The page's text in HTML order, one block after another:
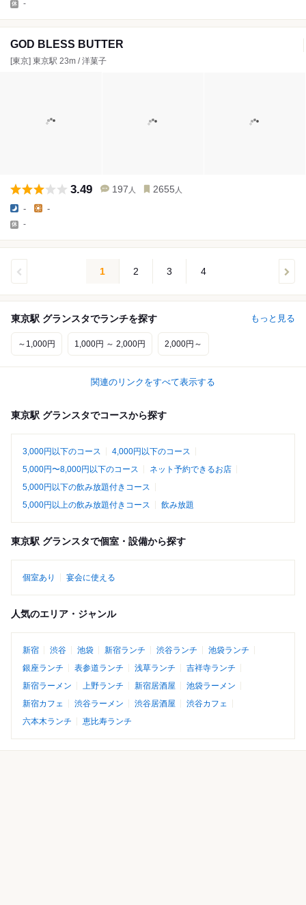
-
GOD BLESS BUTTER
[東京] 東京駅 23m / 洋菓子
3.49 197 人 2655 人
- -
-
1 2 3 4
東京駅 グランスタでランチを探す もっと見る
～1,000円 1,000円 ～ 2,000円 2,000円～
関連のリンクをすべて表示する
東京駅 グランスタでコースから探す
3,000円以下のコース
4,000円以下のコース
5,000円〜8,000円以下のコース
ネット予約できるお店
5,000円以下の飲み放題付きコース
5,000円以上の飲み放題付きコース
飲み放題
東京駅 グランスタで個室・設備から探す
個室あり 宴会に使える
人気のエリア・ジャンル
新宿 渋谷 池袋 新宿ランチ 渋谷ランチ
池袋ランチ
銀座ランチ
表参道ランチ 浅草ランチ
吉祥寺ランチ
新宿ラーメン
上野ランチ 新宿居酒屋
池袋ラーメン
新宿カフェ
渋谷ラーメン 渋谷居酒屋
渋谷カフェ
六本木ランチ
恵比寿ランチ